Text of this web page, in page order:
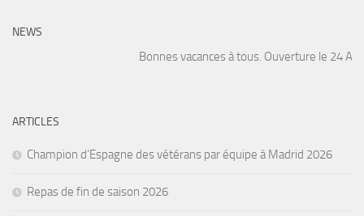
NEWS
Bonnes vacances à tous. Ouverture le 24
ARTICLES
Champion d’Espagne des vétérans par équipe à Madrid 2026
Repas de fin de saison 2026